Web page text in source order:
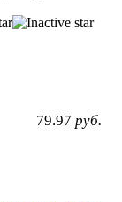
79.97 руб.